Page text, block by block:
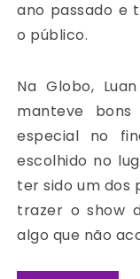
ano passado e
o público.
Na Globo,
manteve
especial no
escolhido no
ter sido um dos
trazer o show
algo que não